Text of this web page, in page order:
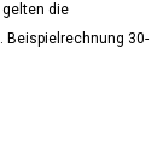
gelten die
Beispielrechnung 30-